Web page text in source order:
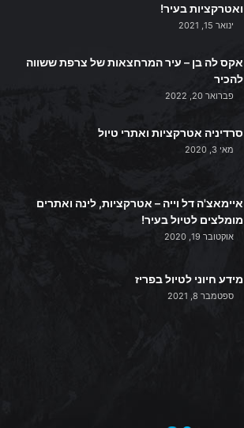
ואטרקציות בעיר!
ינואר 15, 2021
אקס לה בן – עיר המרחצאות של צרפת ששווה
להכיר
פברואר 20, 2022
סרדיניה אטרקציות ואתרי טיול
מאי 3, 2020
איימאצ'ה דל וייה – אטרקציות, לינה ואתרים
מומלצים לטיול בעיר!
אוקטובר 19, 2020
מידע חיוני לטיול בפריז
ספטמבר 8, 2021